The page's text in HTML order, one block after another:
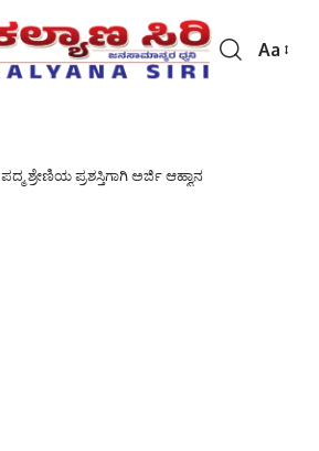
Font
Aa
ಪದ್ಮ ಶ್ರೇಣಿಯ ಪ್ರಶಸ್ತಿಗಾಗಿ ಅರ್ಜಿ ಆಹ್ವಾನ